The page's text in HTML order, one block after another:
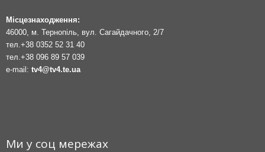
Місцезнаходження:
46000, м. Тернопіль, вул. Сагайдачного, 2/7
тел. +38 0352 52 31 40
тел. +38 096 89 57 039
e-mail: tv4@tv4.te.ua
Ми у соц мережах